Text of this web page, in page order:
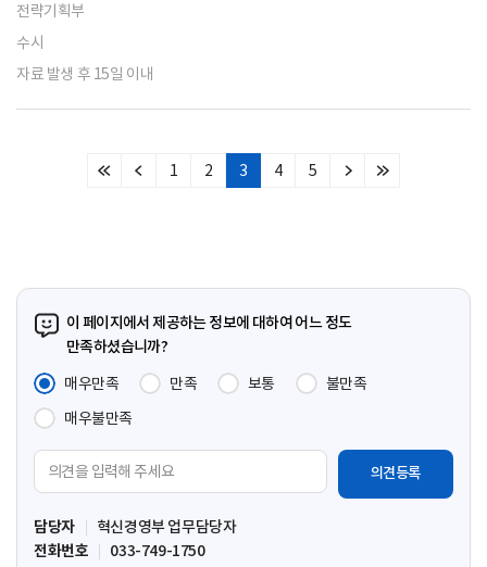
전략기획부
수시
자료 발생 후 15일 이내
처
이
1 2 3 4 5
다
마
이 페이지에서 제공하는 정보에 대하여 어느 정도
만족하셨습니까?
매우만족
만족 보통
불만족
매우불만족
견
입
력
담당자
혁신경영부 업무담당자
전화번호
033-749-1750